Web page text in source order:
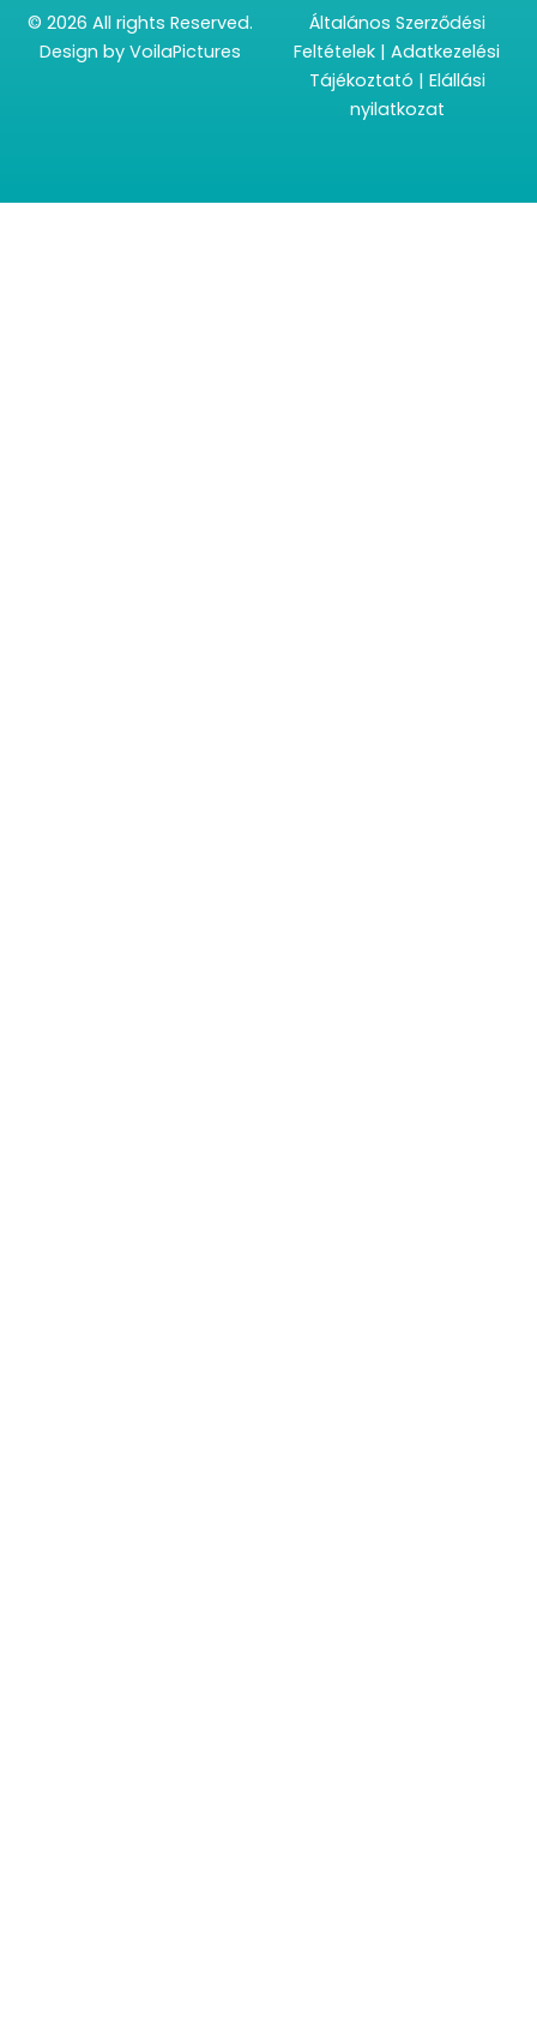
© 2026 All rights Reserved.
Design by VoilaPictures
Általános Szerződési
Feltételek | Adatkezelési
Tájékoztató | Elállási
nyilatkozat